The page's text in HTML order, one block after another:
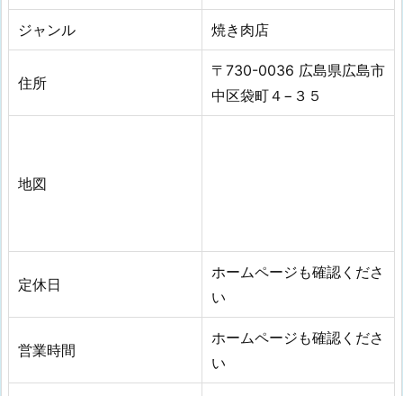
ジャンル 焼き肉店
住所
〒730-0036 広島県広島市
中区袋町４−３５
地図
定休日
ホームページも確認くださ
い
営業時間
ホームページも確認くださ
い